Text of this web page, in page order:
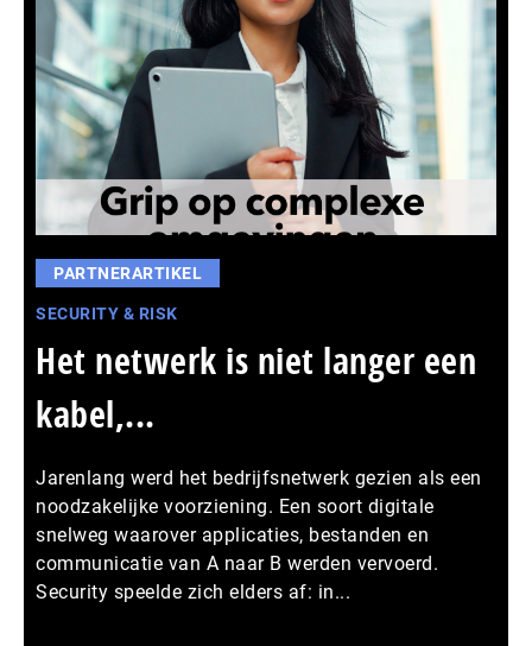
PARTNERARTIKEL
SECURITY & RISK
Het netwerk is niet langer een
kabel,...
Jarenlang werd het bedrijfsnetwerk gezien als een
noodzakelijke voorziening. Een soort digitale
snelweg waarover applicaties, bestanden en
communicatie van A naar B werden vervoerd.
Security speelde zich elders af: in...